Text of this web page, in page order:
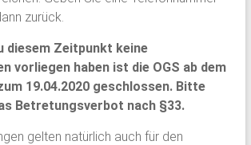
zurück.
diesem Zeitpunkt keine
vorliegen haben ist die OGS ab dem
19.04.2020 geschlossen. Bitte
Betretungsverbot nach §33.
gelten natürlich auch für den